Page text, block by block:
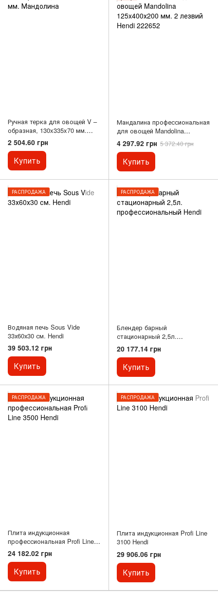
Ручная терка для овощей V –
образная, 130x335x70 мм.
Мандолина
2 504.60 грн
Купить
Мандалина профессиональная
для овощей Mandolina
125x400х200 мм. 2 лезвий
Hendi 222652
4 297.92 грн 5 372.40 грн
Купить
РАСПРОДАЖА
Водяная печь Sous Vide
33х60х30 см. Hendi
39 503.12 грн
Купить
РАСПРОДАЖА
Блендер барный
стационарный 2,5л.
профессиональный Hendi
20 177.14 грн
Купить
РАСПРОДАЖА
Плита индукционная
профессиональная Profi Line
3500 Hendi
24 182.02 грн
Купить
РАСПРОДАЖА
Плита индукционная Profi Line
3100 Hendi
29 906.06 грн
Купить